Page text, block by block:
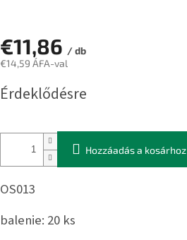
€11,86 / db
€14,59 ÁFA-val
Egységár:
Érdeklődésre
Hozzáadás a kosárhoz
OS013
balenie: 20 ks